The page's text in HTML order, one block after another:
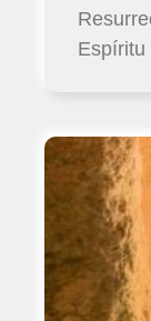
Espíritu